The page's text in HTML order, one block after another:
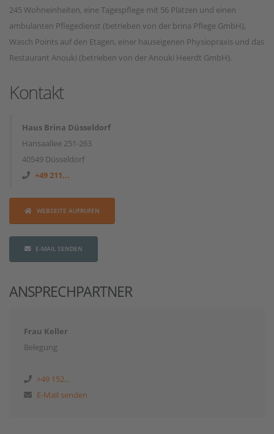
245 Wohneinheiten, eine Tagespflege mit 56 Plätzen und einen
ambulanten Pflegedienst (betrieben von der brina Pflege GmbH),
Wasch Points auf den Etagen, einer hauseigenen Physiopraxis und das
Restaurant Anouki (betrieben von der Anouki Heerdt GmbH).
Kontakt
Haus Brina Düsseldorf
Hansaallee 251-263
40549 Düsseldorf
+49 211...
WEBSEITE AUFRUFEN
E-MAIL SENDEN
ANSPRECHPARTNER
Frau Keller
Belegung
+49 152...
E-Mail senden